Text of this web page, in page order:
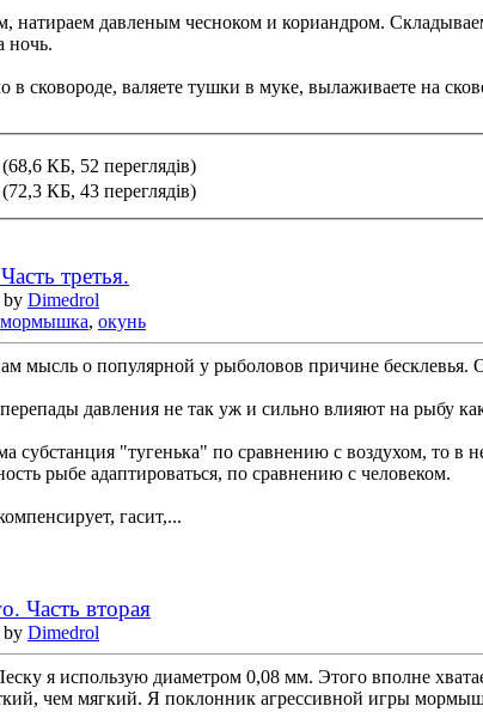
натираем давленым чесноком и кориандром.
ночь.
в сковороде, валяете тушки в муке, вылаживаете на
(68,6 КБ, 52 переглядів)
(72,3 КБ, 43 переглядів)
третья.
by Dimedrol
мормышка, окунь
мысль о популярной у рыболовов причине бесклевья.
давления не так уж и сильно влияют на рыбу
субстанция "тугенька" по сравнению с воздухом, то в
рыбе адаптироваться, по сравнению с человеком.
гасит,...
Часть вторая
by Dimedrol
я использую диаметром 0,08 мм. Этого вполне
чем мягкий. Я поклонник агрессивной игры